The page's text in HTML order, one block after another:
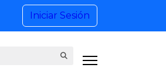
Iniciar Sesión